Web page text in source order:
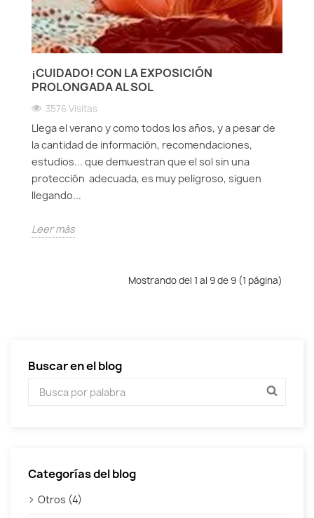
¡CUIDADO! CON LA EXPOSICIÓN
PROLONGADA AL SOL
3576 Visitas
Llega el verano y como todos los años, y a pesar de
la cantidad de información, recomendaciones,
estudios... que demuestran que el sol sin una
protección adecuada, es muy peligroso, siguen
llegando...
Leer más
Mostrando del 1 al 9 de 9 (1 página)
Buscar en el blog
Categorías del blog
Otros (4)